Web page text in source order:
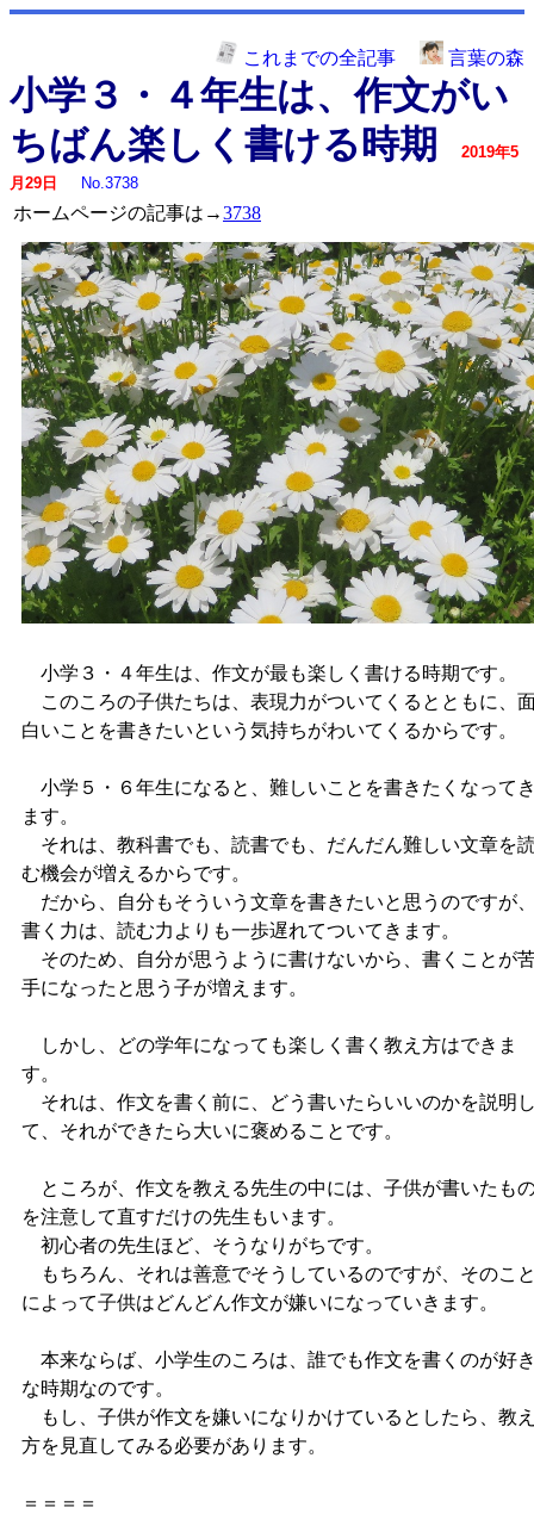
これまでの全記事 言葉の森
小学３・４年生は、作文がい
ちばん楽しく書ける時期
2019年5
月29日
No.3738
ホームページの記事は→3738
小学３・４年生は、作文が最も楽しく書ける時期です。
このころの子供たちは、表現力がついてくるとともに、
白いことを書きたいという気持ちがわいてくるからです。
小学５・６年生になると、難しいことを書きたくなって
ます。
それは、教科書でも、読書でも、だんだん難しい文章を
む機会が増えるからです。
だから、自分もそういう文章を書きたいと思うのですが
書く力は、読む力よりも一歩遅れてついてきます。
そのため、自分が思うように書けないから、書くことが
手になったと思う子が増えます。
しかし、どの学年になっても楽しく書く教え方はできま
す。
それは、作文を書く前に、どう書いたらいいのかを説明
て、それができたら大いに褒めることです。
ところが、作文を教える先生の中には、子供が書いたも
を注意して直すだけの先生もいます。
初心者の先生ほど、そうなりがちです。
もちろん、それは善意でそうしているのですが、そのこ
によって子供はどんどん作文が嫌いになっていきます。
本来ならば、小学生のころは、誰でも作文を書くのが好
な時期なのです。
もし、子供が作文を嫌いになりかけているとしたら、教
方を見直してみる必要があります。
＝＝＝＝